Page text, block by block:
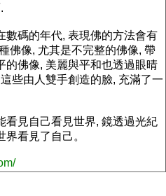
數碼的年代, 表現佛的方法會有
佛像, 尤其是不完整的佛像, 帶
的佛像, 美麗與平和也透過眼晴
些由人雙手創造的臉, 充滿了一
看見自己看見世界, 鏡透過光紀
看見了自己。